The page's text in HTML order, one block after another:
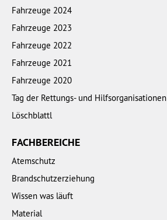
Fahrzeuge 2024
Fahrzeuge 2023
Fahrzeuge 2022
Fahrzeuge 2021
Fahrzeuge 2020
Tag der Rettungs- und Hilfsorganisationen
Löschblattl
FACHBEREICHE
Atemschutz
Brandschutzerziehung
Wissen was läuft
Material